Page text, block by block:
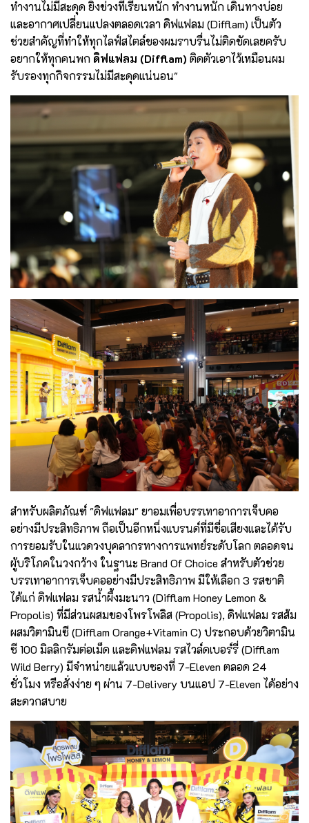
ทำงานไม่มีสะดุด ยิ่งช่วงที่เรียนหนัก ทำงานหนัก เดินทางบ่อย
และอากาศเปลี่ยนแปลงตลอดเวลา ดิฟแฟลม (Difflam) เป็นตัว
ช่วยสำคัญที่ทำให้ทุกไลฟ์สไตล์ของผมราบรื่นไม่ติดขัดเลยครับ
อยากให้ทุกคนพก ดิฟแฟลม (Difflam) ติดตัวเอาไว้เหมือนผม
รับรองทุกกิจกรรมไม่มีสะดุดแน่นอน"
สำหรับผลิตภัณฑ์ "ดิฟแฟลม" ยาอมเพื่อบรรเทาอาการเจ็บคอ
อย่างมีประสิทธิภาพ ถือเป็นอีกหนึ่งแบรนด์ที่มีชื่อเสียงและได้รับ
การยอมรับในแวดวงบุคลากรทางการแพทย์ระดับโลก ตลอดจน
ผู้บริโภคในวงกว้าง ในฐานะ Brand Of Choice สำหรับตัวช่วย
บรรเทาอาการเจ็บคออย่างมีประสิทธิภาพ มีให้เลือก 3 รสชาติ
ได้แก่ ดิฟแฟลม รสน้ำผึ้งมะนาว (Difflam Honey Lemon &
Propolis) ที่มีส่วนผสมของโพรโพลิส (Propolis), ดิฟแฟลม รสส้ม
ผสมวิตามินซี (Difflam Orange+Vitamin C) ประกอบด้วยวิตามิน
ซี 100 มิลลิกรัมต่อเม็ด และดิฟแฟลม รสไวล์ดเบอร์รี่ (Difflam
Wild Berry) มีจำหน่ายแล้วแบบซองที่ 7-Eleven ตลอด 24
ชั่วโมง หรือสั่งง่าย ๆ ผ่าน 7-Delivery บนแอป 7-Eleven ได้อย่าง
สะดวกสบาย